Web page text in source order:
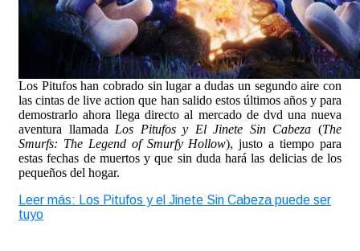
Los Pitufos han cobrado sin lugar a dudas un segundo aire con
las cintas de live action que han salido estos últimos años y para
demostrarlo ahora llega directo al mercado de dvd una nueva
aventura llamada Los Pitufos y El Jinete Sin Cabeza(The
Smurfs: The Legend of Smurfy Hollow), justo a tiempo para
estas fechas de muertos y que sin duda hará las delicias de los
pequeños del hogar.
Leer más: Los Pitufos y el Jinete Sin Cabeza puede ser
tuyo